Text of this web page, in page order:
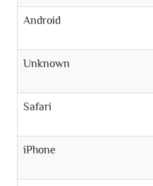
Android
Unknown
Safari
iPhone